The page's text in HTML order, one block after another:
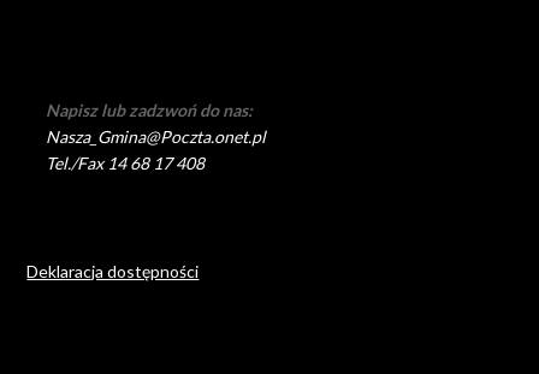
Napisz lub zadzwoń do nas:
Nasza_Gmina@Poczta.onet.pl
Tel./Fax 14 68 17 408
Deklaracja dostępności